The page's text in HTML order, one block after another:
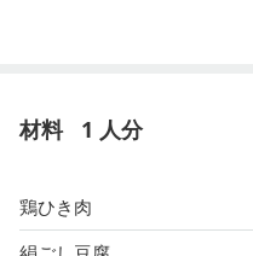
材料 1 人分
鶏ひき肉